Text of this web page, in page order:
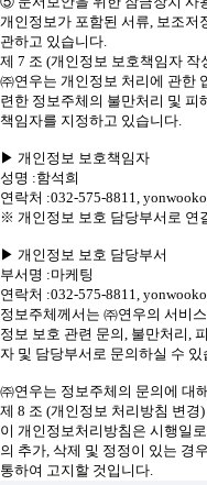
개인정보가 포함된 서류, 보조저
관하고 있습니다.
제 7 조 (개인정보 보호책임자 작
㈜연우는 개인정보 처리에 관한
련한 정보주체의 불만처리 및 피
책임자를 지정하고 있습니다.
▶ 개인정보 보호책임자
성명 :함석희
연락처 :032-575-8811,
※ 개인정보 보호 담당부서로 연
▶ 개인정보 보호 담당부서
부서명 :마케팅
연락처 :032-575-8811,
정보주체께서는 ㈜연우의 서비
정보 보호 관련 문의, 불만처리,
자 및 담당부서로 문의하실 수 있
㈜연우는 정보주체의 문의에 대
제 8 조 (개인정보 처리방침 변경)
이 개인정보처리방침은 시행일
의 추가, 삭제 및 정정이 있는 경
통하여 고지할 것입니다.